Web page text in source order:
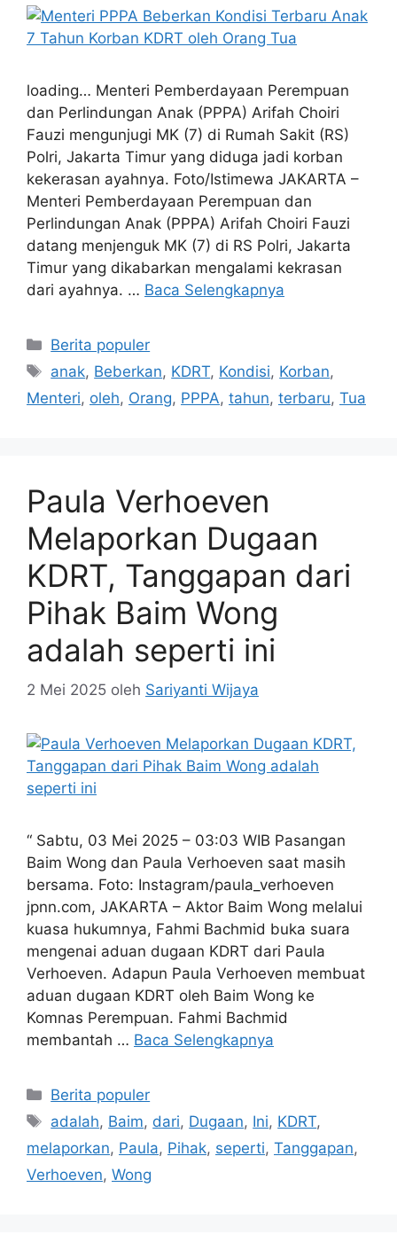
loading… Menteri Pemberdayaan Perempuan
dan Perlindungan Anak (PPPA) Arifah Choiri
Fauzi mengunjugi MK (7) di Rumah Sakit (RS)
Polri, Jakarta Timur yang diduga jadi korban
kekerasan ayahnya. Foto/Istimewa JAKARTA –
Menteri Pemberdayaan Perempuan dan
Perlindungan Anak (PPPA) Arifah Choiri Fauzi
datang menjenguk MK (7) di RS Polri, Jakarta
Timur yang dikabarkan mengalami kekrasan
dari ayahnya. … Baca Selengkapnya
Kategori
Berita populer
Tag
anak, Beberkan, KDRT, Kondisi, Korban,
Menteri, oleh, Orang, PPPA, tahun, terbaru, Tua
Paula Verhoeven
Melaporkan Dugaan
KDRT, Tanggapan dari
Pihak Baim Wong
adalah seperti ini
2 Mei 2025 oleh Sariyanti Wijaya
“ Sabtu, 03 Mei 2025 – 03:03 WIB Pasangan
Baim Wong dan Paula Verhoeven saat masih
bersama. Foto: Instagram/paula_verhoeven
jpnn.com, JAKARTA – Aktor Baim Wong melalui
kuasa hukumnya, Fahmi Bachmid buka suara
mengenai aduan dugaan KDRT dari Paula
Verhoeven. Adapun Paula Verhoeven membuat
aduan dugaan KDRT oleh Baim Wong ke
Komnas Perempuan. Fahmi Bachmid
membantah … Baca Selengkapnya
Kategori
Berita populer
Tag
adalah, Baim, dari, Dugaan, Ini, KDRT,
melaporkan, Paula, Pihak, seperti, Tanggapan,
Verhoeven, Wong